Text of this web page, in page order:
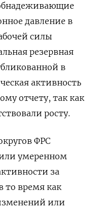
давление в
силы
резервная
в
активность
отчету, так как
росту.
ФРС
умеренном
за
то время как
или